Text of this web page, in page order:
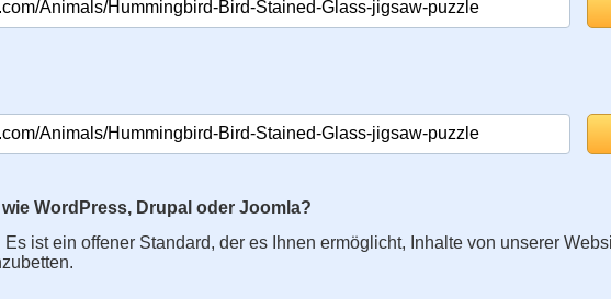
WordPress, Drupal oder Joomla?
Es ist ein offener Standard, der es Ihnen ermöglicht, Inhalte von unserer